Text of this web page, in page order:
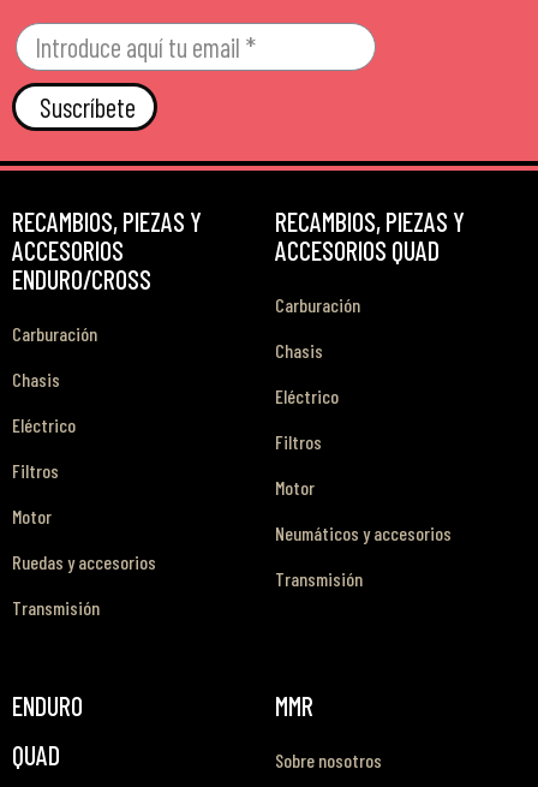
Suscríbete
RECAMBIOS, PIEZAS Y
ACCESORIOS
ENDURO/CROSS
Carburación
Chasis
Eléctrico
Filtros
Motor
Ruedas y accesorios
Transmisión
RECAMBIOS, PIEZAS Y
ACCESORIOS QUAD
Carburación
Chasis
Eléctrico
Filtros
Motor
Neumáticos y accesorios
Transmisión
ENDURO
QUAD
MMR
Sobre nosotros